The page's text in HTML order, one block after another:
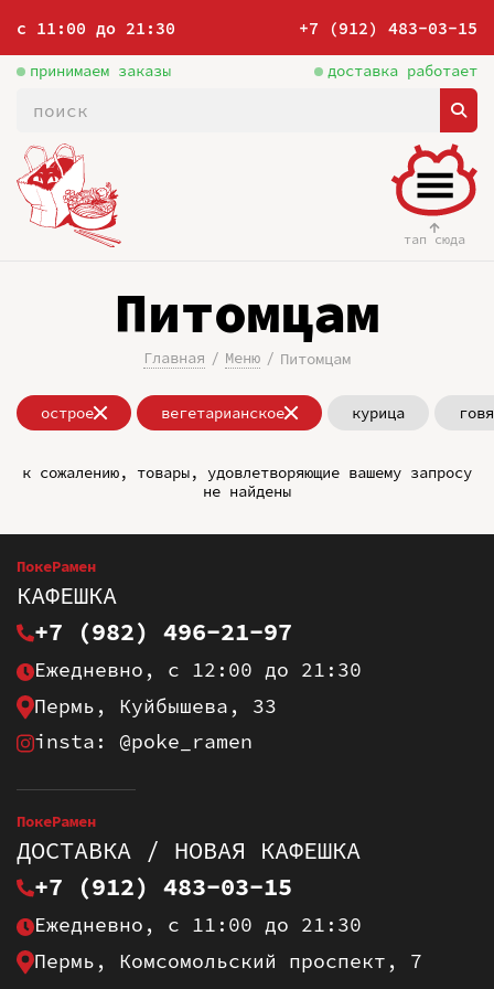
с 11:00 до 21:30 +7 (912) 483-03-15
принимаем заказы доставка работает
тап сюда
Питомцам
Главная Меню Питомцам
острое вегетарианское курица
к сожалению, товары, удовлетворяющие вашему запросу
не найдены
ПокеРамен
КАФЕШКА
+7 (982) 496-21-97
Ежедневно, с 12:00 до 21:30
Пермь, Куйбышева, 33
insta: @poke_ramen
ПокеРамен
ДОСТАВКА / НОВАЯ КАФЕШКА
+7 (912) 483-03-15
Ежедневно, с 11:00 до 21:30
Пермь, Комсомольский проспект, 7